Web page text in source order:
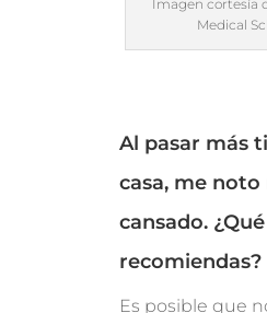
Imagen cortesía
Medical
Al pasar más
casa, me noto
cansado.
recomiendas?
Es posible que